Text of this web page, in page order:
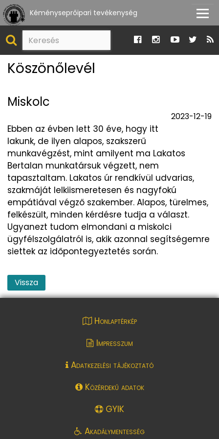
Kéményseprőipari tevékenység
Köszönőlevél
Miskolc
2023-12-19
Ebben az évben lett 30 éve, hogy itt
lakunk, de ilyen alapos, szakszerű
munkavégzést, mint amilyent ma Lakatos
Bertalan munkatársuk végzett, nem
tapasztaltam. Lakatos úr rendkívül udvarias,
szakmáját lelkiismeretesen és nagyfokú
empátiával végző szakember. Alapos, türelmes,
felkészült, minden kérdésre tudja a választ.
Ugyanezt tudom elmondani a miskolci
ügyfélszolgálatról is, akik azonnal segítségemre
siettek az időpontegyeztetés során.
Vissza
Honlaptérkép
Impresszum
Adatkezelési tájékoztató
Közérdekű adatok
GYIK
Akadálymentesség